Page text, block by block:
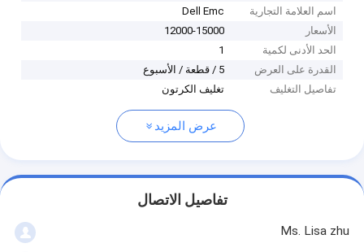
اسم العلامة التجارية
Dell Emc
الأسعار
12000-15000
الحد الأدنى لكمية
1
القدرة على العرض
5 / قطعة / الأسبوع
تفاصيل التغليف
تغليف الكرتون
عرض المزيد
تفاصيل الاتصال
Ms. Lisa zhu